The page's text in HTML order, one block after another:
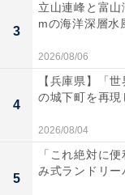
【今日チェッ
3
立山連峰と富
mの海洋深層水
2026/08/06
4
【兵庫県】「
の城下町を再現
2026/08/04
5
「これ絶対に
み式ランドリー